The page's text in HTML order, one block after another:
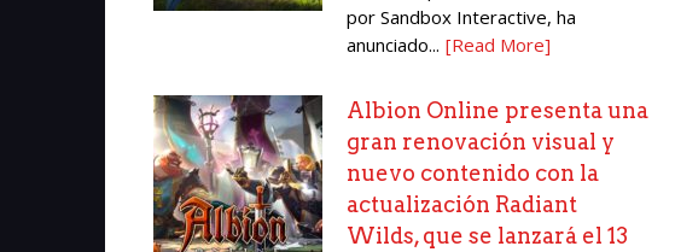
por Sandbox Interactive, ha
anunciado... [Read More]
Albion Online presenta una
gran renovación visual y
nuevo contenido con la
actualización Radiant
Wilds, que se lanzará el 13